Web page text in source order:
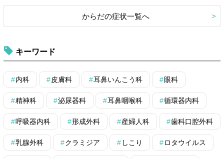
からだの症状一覧へ
キーワード
内科 皮膚科 耳鼻いんこう科 眼科
精神科 泌尿器科 耳鼻咽喉科 循環器内科
呼吸器内科 形成外科 産婦人科 歯科口腔外科
乳腺外科 クラミジア しこり ロタウイルス